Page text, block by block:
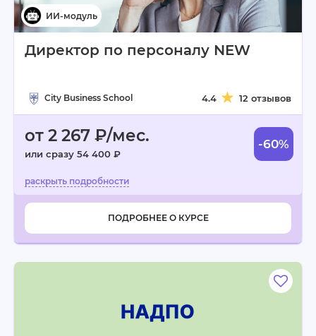
Директор по персоналу NEW
City Business School 4.4 12 отзывов
от 2 267 ₽/мес.
или сразу 54 400 ₽
-60%
ПОДРОБНЕЕ О КУРСЕ